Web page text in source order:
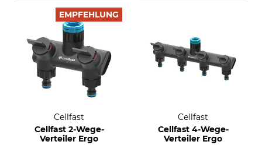
EMPFEHLUNG
Cellfast
Cellfast 2-Wege-
Verteiler Ergo
Cellfast
Cellfast 4-Wege-
Verteiler Ergo